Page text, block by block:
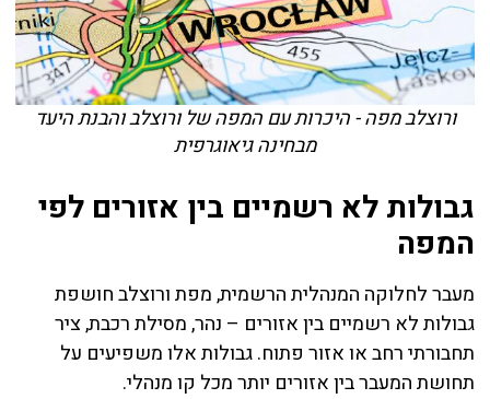
ורוצלב מפה - היכרות עם המפה של ורוצלב והבנת היעד
מבחינה גיאוגרפית
גבולות לא רשמיים בין אזורים לפי
המפה
מעבר לחלוקה המנהלית הרשמית, מפת ורוצלב חושפת
גבולות לא רשמיים בין אזורים – נהר, מסילת רכבת, ציר
תחבורתי רחב או אזור פתוח. גבולות אלו משפיעים על
תחושת המעבר בין אזורים יותר מכל קו מנהלי.